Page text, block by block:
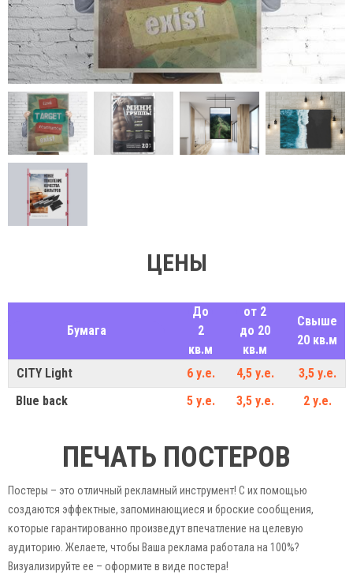
ЦЕНЫ
Бумага
До
2
кв.м
от 2
до 20
кв.м
Свыше
20 кв.м
CITY Light 6 у.е. 4,5 у.е.
3,5 у.е.
Blue back
5 у.е. 3,5 у.е. 2 у.е.
ПЕЧАТЬ ПОСТЕРОВ
Постеры – это отличный рекламный инструмент! С их помощью
создаются эффектные, запоминающиеся и броские сообщения,
которые гарантированно произведут впечатление на целевую
аудиторию. Желаете, чтобы Ваша реклама работала на 100%?
Визуализируйте ее – оформите в виде постера!